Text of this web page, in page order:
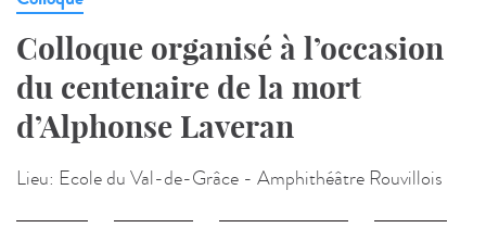
Colloque organisé à l’occasion
du centenaire de la mort
d’Alphonse Laveran
Lieu: Ecole du Val-de-Grâce - Amphithéâtre Rouvillois